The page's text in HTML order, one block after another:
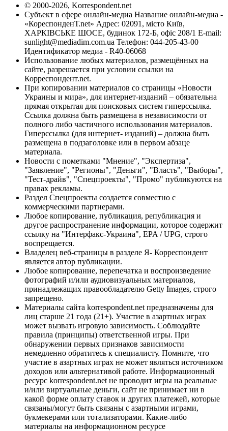
© 2000-2026, Korrespondent.net
Субъект в сфере онлайн-медиа Название онлайн-медиа -
«КореспонденТ.net» Адрес: 02091, місто Київ,
ХАРКІВСЬКЕ ШОСЕ, будинок 172-Б, офіс 208/1 E-mail:
sunlight@mediadim.com.ua Телефон: 044-205-43-00
Идентификатор медиа - R40-06068
Использование любых материалов, размещённых на
сайте, разрешается при условии ссылки на
Корреспондент.net.
При копировании материалов со страницы «Новости
Украины и мира», для интернет-изданий – обязательна
прямая открытая для поисковых систем гиперссылка.
Ссылка должна быть размещена в независимости от
полного либо частичного использования материалов.
Гиперссылка (для интернет- изданий) – должна быть
размещена в подзаголовке или в первом абзаце
материала.
Новости с пометками "Мнение", "Экспертиза",
"Заявление", "Регионы", "Деньги", "Власть", "Выборы",
"Тест-драйв", "Спецпроекты", "Промо" публикуются на
правах рекламы.
Раздел Спецпроекты создается совместно с
коммерческими партнерами.
Любое копирование, публикация, републикация и
другое распространение информации, которое содержит
ссылку на "Интерфакс-Украина", EPA / UPG, строго
воспрещается.
Владелец веб-страницы в разделе Я- Корреспондент
является автор публикации.
Любое копирование, перепечатка и воспроизведение
фотографий и/или аудиовизуальных материалов,
принадлежащих правообладателю Getty Images, строго
запрещено.
Материалы сайта korrespondent.net предназначены для
лиц старше 21 года (21+). Участие в азартных играх
может вызвать игровую зависимость. Соблюдайте
правила (принципы) ответственной игры. При
обнаружении первых признаков зависимости
немедленно обратитесь к специалисту. Помните, что
участие в азартных играх не может являться источником
доходов или альтернативой работе. Информационный
ресурс korrespondent.net не проводит игры на реальные
и/или виртуальные деньги, сайт не принимает ни в
какой форме оплату ставок и других платежей, которые
связаны/могут быть связаны с азартными играми,
букмекерами или тотализаторами. Какие-либо
материалы на информационном ресурсе